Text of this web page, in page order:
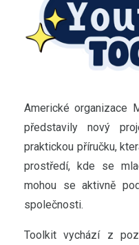
Americké organizace
představily nový
praktickou příručku,
prostředí, kde se
mohou se aktivně
společnosti.
Toolkit vychází z